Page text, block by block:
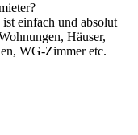
ist einfach und absolut
Häuser,
WG-Zimmer etc.